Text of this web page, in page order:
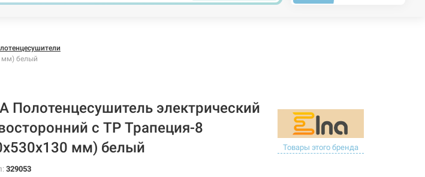
мм) белый
Полотенцесушитель электрический
с ТР Трапеция-8
мм) белый
Товары этого бренда
329053